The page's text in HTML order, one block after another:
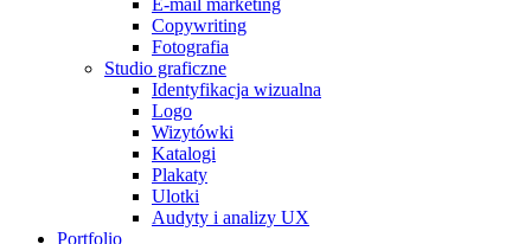
E-mail marketing
Copywriting
Fotografia
Studio graficzne
Identyfikacja wizualna
Logo
Wizytówki
Katalogi
Plakaty
Ulotki
Audyty i analizy UX
Portfolio